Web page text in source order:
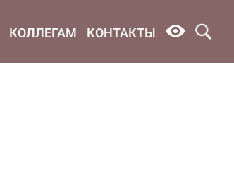
КОЛЛЕГАМ КОНТАКТЫ